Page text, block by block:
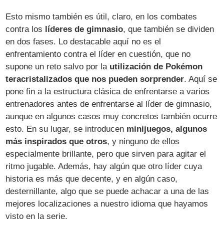
Esto mismo también es útil, claro, en los combates
contra los líderes de gimnasio, que también se dividen
en dos fases. Lo destacable aquí no es el
enfrentamiento contra el líder en cuestión, que no
supone un reto salvo por la utilización de Pokémon
teracristalizados que nos pueden sorprender. Aquí se
pone fin a la estructura clásica de enfrentarse a varios
entrenadores antes de enfrentarse al líder de gimnasio,
aunque en algunos casos muy concretos también ocurre
esto. En su lugar, se introducen minijuegos, algunos
más inspirados que otros, y ninguno de ellos
especialmente brillante, pero que sirven para agitar el
ritmo jugable. Además, hay algún que otro líder cuya
historia es más que decente, y en algún caso,
desternillante, algo que se puede achacar a una de las
mejores localizaciones a nuestro idioma que hayamos
visto en la serie.